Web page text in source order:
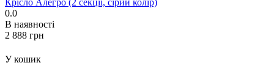
0.0
В наявності
‍2 888‍ грн
У кошик